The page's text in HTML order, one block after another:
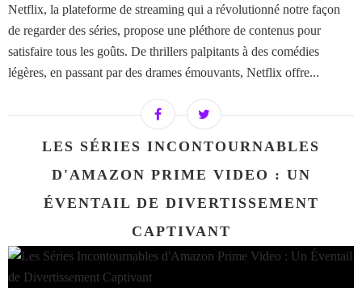
Netflix, la plateforme de streaming qui a révolutionné notre façon
de regarder des séries, propose une pléthore de contenus pour
satisfaire tous les goûts. De thrillers palpitants à des comédies
légères, en passant par des drames émouvants, Netflix offre...
LES SÉRIES INCONTOURNABLES
D'AMAZON PRIME VIDEO : UN
ÉVENTAIL DE DIVERTISSEMENT
CAPTIVANT